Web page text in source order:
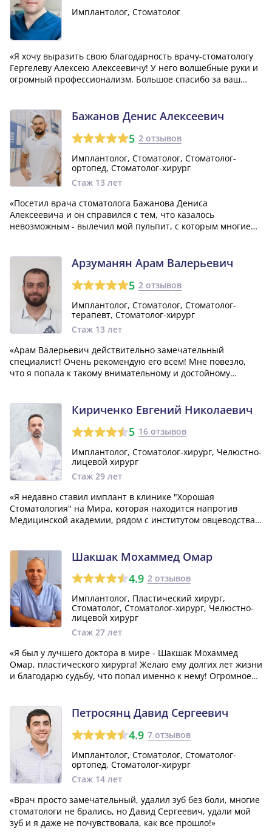
Имплантолог, Стоматолог
«Я хочу выразить свою благодарность врачу-стоматологу
Гергелеву Алексею Алексеевичу! У него волшебные руки и
огромный профессионализм. Большое спасибо за ваш
Бажанов Денис Алексеевич
5 2 отзывов
Имплантолог, Стоматолог, Стоматолог-
ортопед, Стоматолог-хирург
Стаж 13 лет
«Посетил врача стоматолога Бажанова Дениса
Алексеевича и он справился с тем, что казалось
невозможным - вылечил мой пульпит, с которым многие
мне доставляли боль уже давно и были сил...»
Арзуманян Арам Валерьевич
5 2 отзывов
Имплантолог, Стоматолог, Стоматолог-
терапевт, Стоматолог-хирург
Стаж 13 лет
«Арам Валерьевич действительно замечательный
специалист! Очень рекомендую его всем! Мне повезло,
что я попала к такому внимательному и достойному
Кириченко Евгений Николаевич
5 16 отзывов
Имплантолог, Стоматолог-хирург, Челюстно-
лицевой хирург
Стаж 29 лет
«Я недавно ставил имплант в клинике "Хорошая
Стоматология" на Мира, которая находится напротив
Медицинской академии, рядом с институтом овцеводства.
которые занимаются установкой имплантов, но...»
Шакшак Мохаммед Омар
4.9 2 отзывов
Имплантолог, Пластический хирург,
Стоматолог, Стоматолог-хирург, Челюстно-
лицевой хирург
Стаж 27 лет
«Я был у лучшего доктора в мире - Шакшак Мохаммед
Омар, пластического хирурга! Желаю ему долгих лет жизни
и благодарю судьбу, что попал именно к нему! Огромное
Петросянц Давид Сергеевич
4.9 7 отзывов
Имплантолог, Стоматолог, Стоматолог-
ортопед, Стоматолог-хирург
Стаж 14 лет
«Врач просто замечательный, удалил зуб без боли, многие
стоматологи не брались, но Давид Сергеевич, удали мой
зуб и я даже не почувствовала, как все прошло!»